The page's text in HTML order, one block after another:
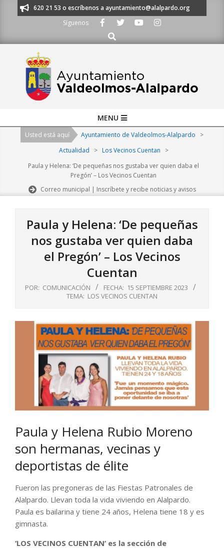
al 91 620 21 53 o escríbenos a ayuntamiento@alalpardo.org
Síguenos
Buscar
Navigation
MENU
Usted está aquí Ayuntamiento de Valdeolmos-Alalpardo
>
Actualidad
> Los Vecinos Cuentan
>
Paula y Helena: ‘De pequeñas nos gustaba ver quien daba el
Pregón’ – Los Vecinos Cuentan
Correo municipal | Inscríbete y recibe noticias y avisos
Paula y Helena: ‘De pequeñas
nos gustaba ver quien daba
el Pregón’ – Los Vecinos
Cuentan
POR: COMUNICACIÓN FECHA: 15 SEPTIEMBRE 2023
TEMA: LOS VECINOS CUENTAN
Paula y Helena Rubio Moreno
son hermanas, vecinas y
deportistas de élite
Fueron las pregoneras de las Fiestas Patronales de
Alalpardo. Llevan toda la vida viviendo en Alalpardo.
Paula es bailarina y tiene 24 años, Helena tiene 18 y es
gimnasta.
‘LOS VECINOS CUENTAN’ es la sección de